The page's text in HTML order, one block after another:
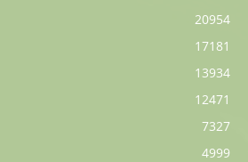
20954
17181
13934
12471
7327
4999